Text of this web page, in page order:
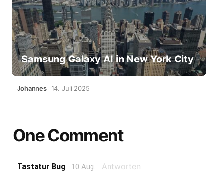
Samsung Galaxy AI in New York City
Johannes 14. Juli 2025
One Comment
Tastatur Bug 10 Aug. Antworten